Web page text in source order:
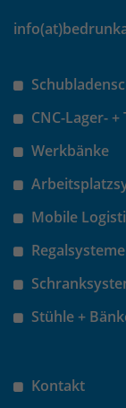
CNC-Lager-
Werkbänke
Mobile
Regalsysteme
Stühle +
Kontakt
Anbieter
Zweck
Name
Anbieter
Laufzeit
Zweck
Name